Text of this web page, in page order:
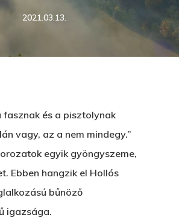
2021.03.13.
fasznak és a pisztolynak
vagy, az a nem mindegy.”
egyik gyöngyszeme,
Ebben hangzik el Hollós
bűnöző
igazsága.